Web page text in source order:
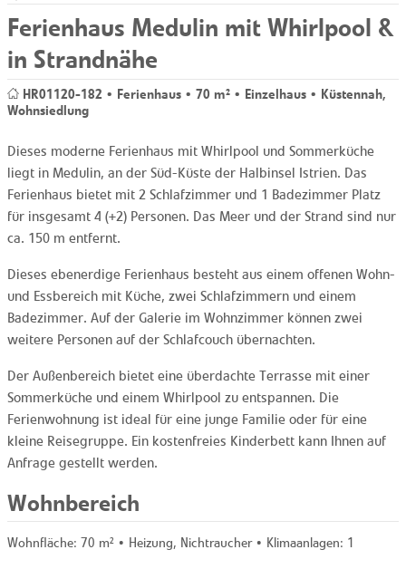
Ferienhaus Medulin mit Whirlpool &
in Strandnähe
HR01120-182 • Ferienhaus • 70 m² • Einzelhaus • Küstennah,
Wohnsiedlung
Dieses moderne Ferienhaus mit Whirlpool und Sommerküche
liegt in Medulin, an der Süd-Küste der Halbinsel Istrien. Das
Ferienhaus bietet mit 2 Schlafzimmer und 1 Badezimmer Platz
für insgesamt 4 (+2) Personen. Das Meer und der Strand sind nur
ca. 150 m entfernt.
Dieses ebenerdige Ferienhaus besteht aus einem offenen Wohn-
und Essbereich mit Küche, zwei Schlafzimmern und einem
Badezimmer. Auf der Galerie im Wohnzimmer können zwei
weitere Personen auf der Schlafcouch übernachten.
Der Außenbereich bietet eine überdachte Terrasse mit einer
Sommerküche und einem Whirlpool zu entspannen. Die
Ferienwohnung ist ideal für eine junge Familie oder für eine
kleine Reisegruppe. Ein kostenfreies Kinderbett kann Ihnen auf
Anfrage gestellt werden.
Wohnbereich
Wohnfläche: 70 m² • Heizung, Nichtraucher • Klimaanlagen: 1